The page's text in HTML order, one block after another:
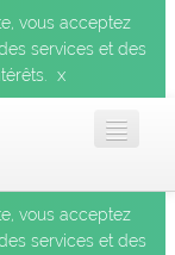
vous acceptez
services et des
x
Accueil
vous acceptez
services et des